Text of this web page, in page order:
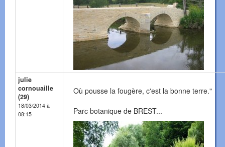
julie
cornouaille
(29)
18/03/2014 à
08:15
Où pousse la fougère, c'est la bonne terre."
Parc botanique de BREST...